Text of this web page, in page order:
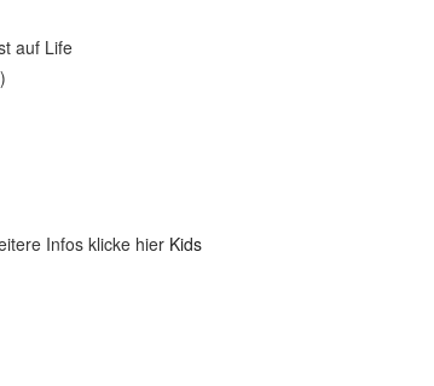
auf Life
Infos klicke hier Kids